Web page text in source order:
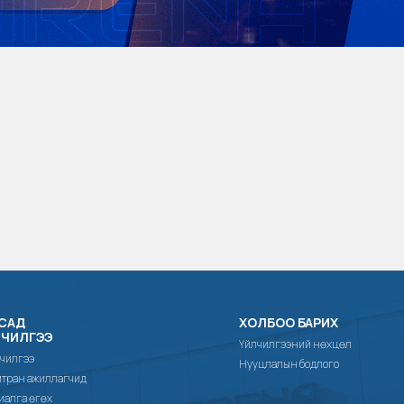
ажиллагчид
өгөх
ХОЛБОО БАРИХ
Үйлчилгээний нөхцөл
Нууцлалын бодлого